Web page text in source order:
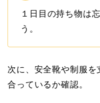
１日目の持ち物は
う。
次に、安全靴や制服
合っているか確認。